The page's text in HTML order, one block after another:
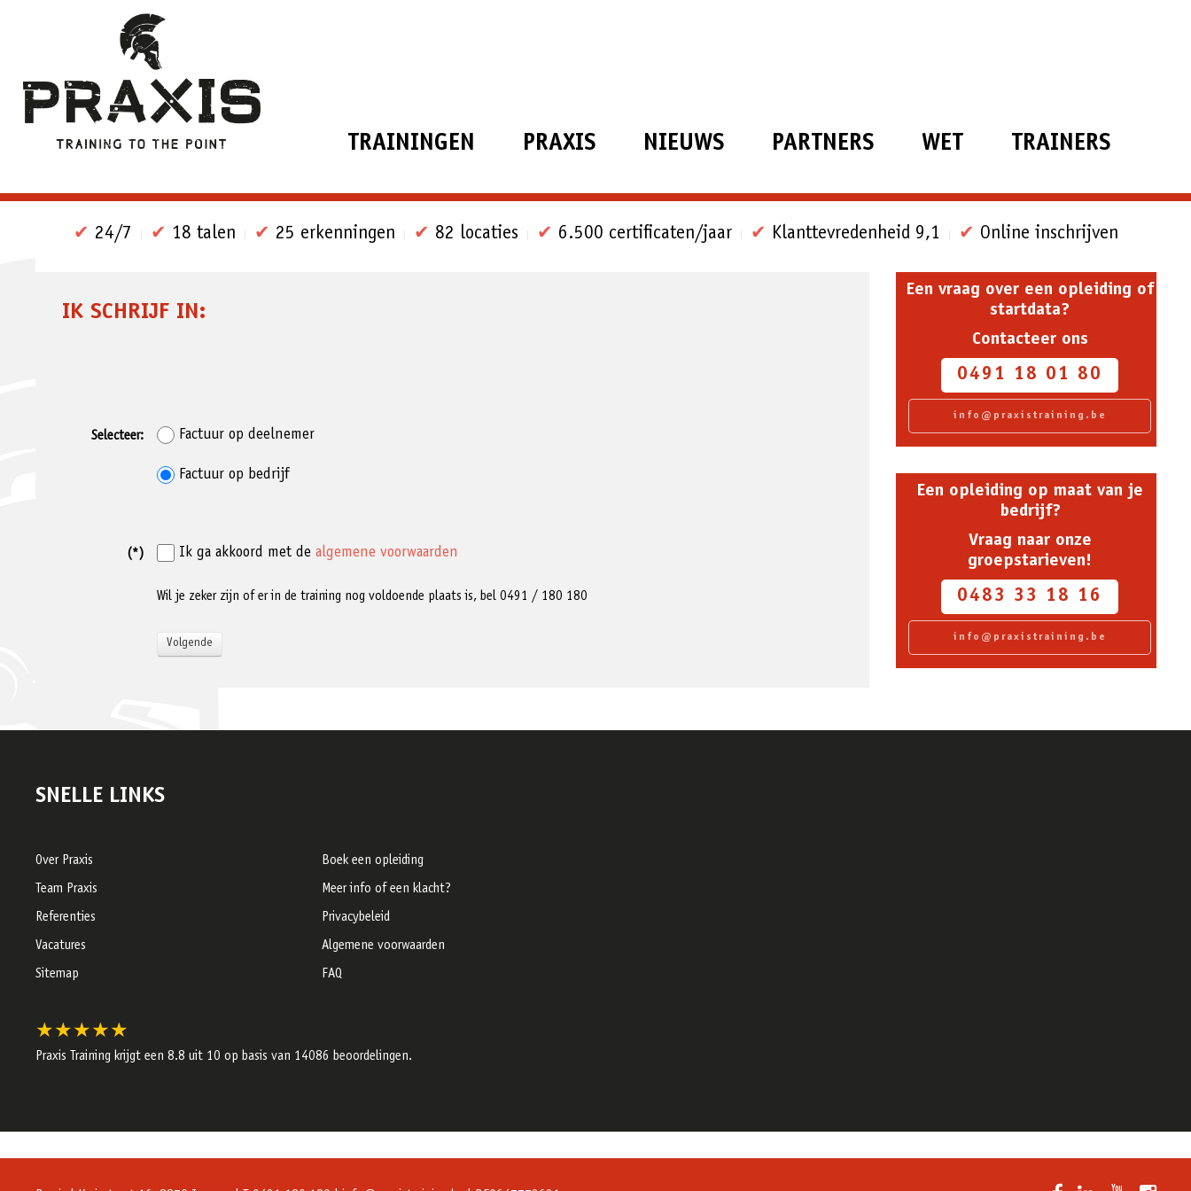
TRAININGEN PRAXIS NIEUWS PARTNERS WET TRAINERS
✔ 24/7 ✔ 18 talen ✔ 25 erkenningen ✔ 82 locaties ✔ 6.500 certificaten/jaar ✔ Klanttevredenheid 9,1 ✔ Online inschrijven
IK SCHRIJF IN:
Selecteer: Factuur op deelnemer
Factuur op bedrijf
(*) Ik ga akkoord met de algemene voorwaarden
Wil je zeker zijn of er in de training nog voldoende plaats is, bel 0491 / 180 180
Een vraag over een opleiding of
startdata?
Contacteer ons
0491 18 01 80
info@praxistraining.be
Een opleiding op maat van je
bedrijf?
Vraag naar onze
groepstarieven!
0483 33 18 16
info@praxistraining.be
SNELLE LINKS
Over Praxis
Team Praxis
Referenties
Vacatures
Sitemap
Boek een opleiding
Meer info of een klacht?
Privacybeleid
Algemene voorwaarden
FAQ
★★★★★
Praxis Training krijgt een 8.8 uit 10 op basis van 14086 beoordelingen.